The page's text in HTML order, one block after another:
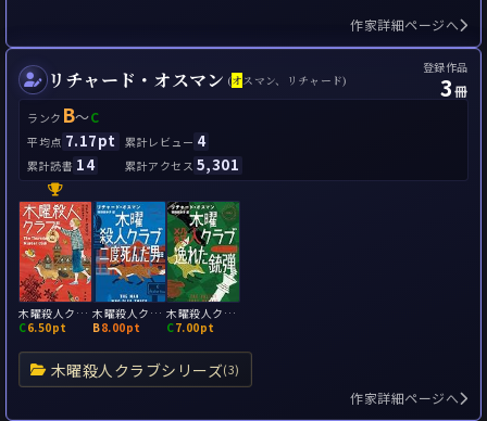
作家詳細ページへ
リチャード・オスマン (オ スマン、リチャード)
登録作品
3冊
ランク B～C
平均点 7.17pt 累計レビュー 4
累計読書 14 累計アクセス 5,301
木曜殺人クラブシリーズ(3)
木曜殺人クラブ
C6.50pt
木曜殺人クラブ 二度死んだ男
B8.00pt
木曜殺人クラブ 逸れた銃弾
C7.00pt
作家詳細ページへ